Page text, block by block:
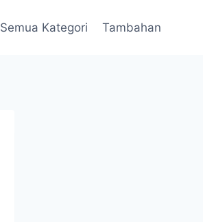
Semua Kategori Tambahan